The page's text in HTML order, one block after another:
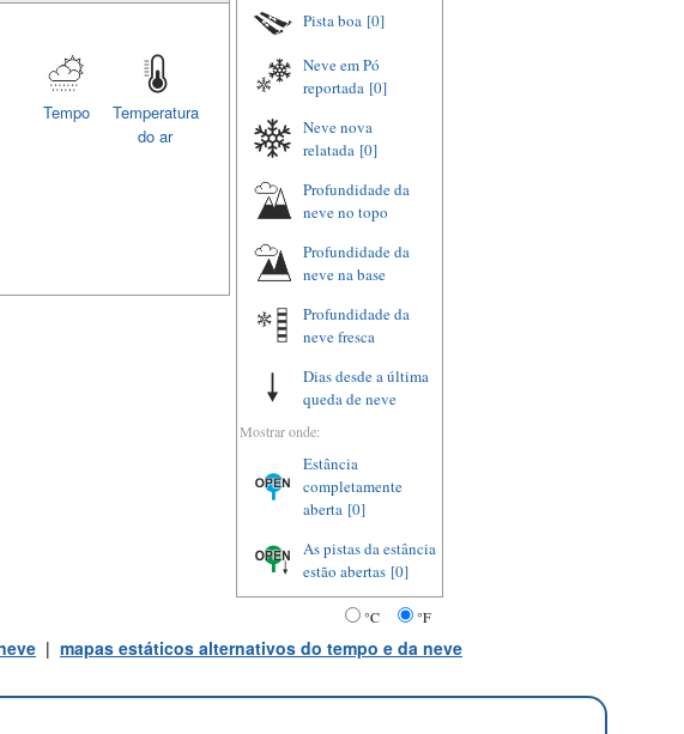
Temperatura
do ar
Tempo
Pista boa [0]
Neve em Pó
reportada [0]
Neve nova
relatada [0]
Profundidade da
neve no topo
Profundidade da
neve na base
Profundidade da
neve fresca
Dias desde a última
queda de neve
Mostrar onde:
Estância
completamente
aberta [0]
As pistas da estância
estão abertas [0]
°C °F
| mapas estáticos alternativos do tempo e da neve